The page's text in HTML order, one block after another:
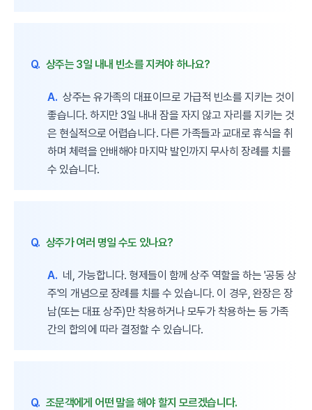
Q. 상주는 3일 내내 빈소를 지켜야 하나요?
A. 상주는 유가족의 대표이므로 가급적 빈소를 지키는 것이
좋습니다. 하지만 3일 내내 잠을 자지 않고 자리를 지키는 것
은 현실적으로 어렵습니다. 다른 가족들과 교대로 휴식을 취
하며 체력을 안배해야 마지막 발인까지 무사히 장례를 치를
수 있습니다.
Q. 상주가 여러 명일 수도 있나요?
A. 네, 가능합니다. 형제들이 함께 상주 역할을 하는 '공동 상
주'의 개념으로 장례를 치를 수 있습니다. 이 경우, 완장은 장
남(또는 대표 상주)만 착용하거나 모두가 착용하는 등 가족
간의 합의에 따라 결정할 수 있습니다.
Q. 조문객에게 어떤 말을 해야 할지 모르겠습니다.